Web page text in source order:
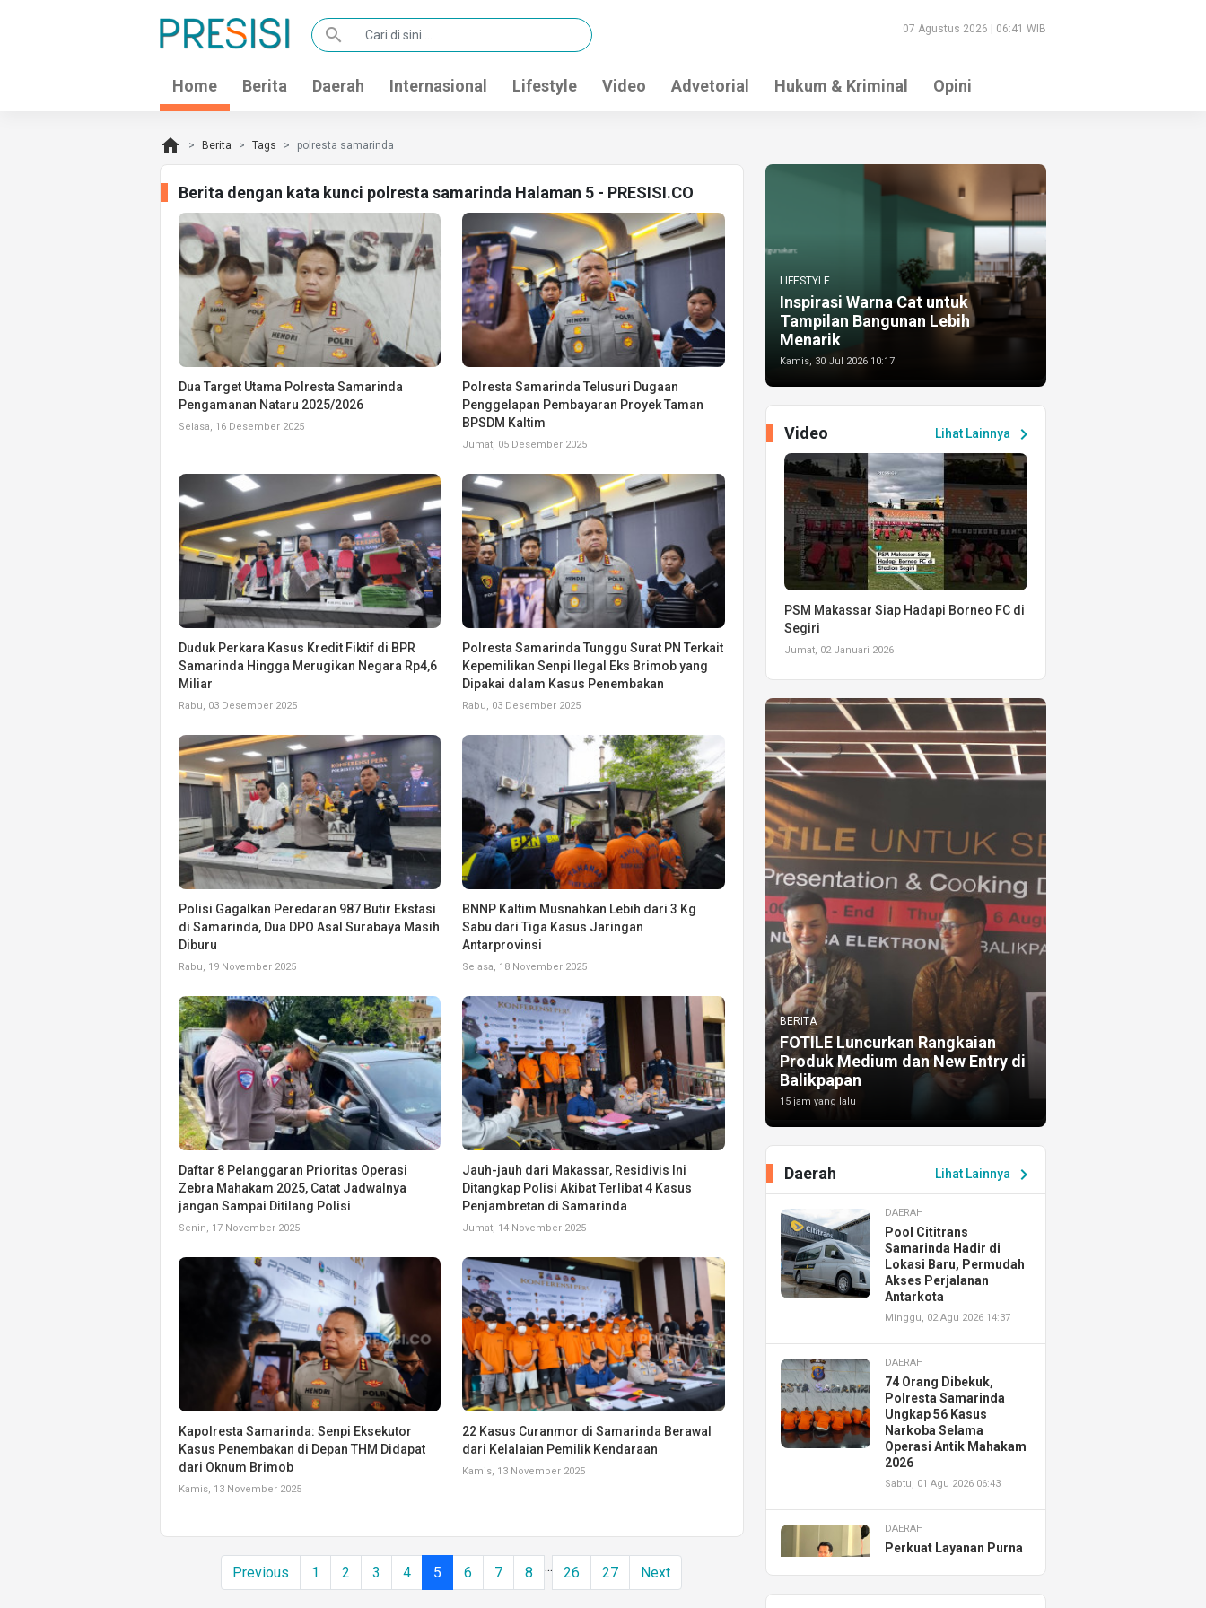
search 07 Agustus 2026 | 06:41 WIB
Home Berita Daerah Internasional Lifestyle Video Advetorial Hukum & Kriminal Opini
home Berita Tags polresta samarinda
Berita dengan kata kunci polresta samarinda Halaman 5 - PRESISI.CO
Dua Target Utama Polresta Samarinda
Pengamanan Nataru 2025/2026
Selasa, 16 Desember 2025
Polresta Samarinda Telusuri Dugaan
Penggelapan Pembayaran Proyek Taman
BPSDM Kaltim
Jumat, 05 Desember 2025
Duduk Perkara Kasus Kredit Fiktif di BPR
Samarinda Hingga Merugikan Negara Rp4,6
Miliar
Rabu, 03 Desember 2025
Polresta Samarinda Tunggu Surat PN Terkait
Kepemilikan Senpi Ilegal Eks Brimob yang
Dipakai dalam Kasus Penembakan
Rabu, 03 Desember 2025
Polisi Gagalkan Peredaran 987 Butir Ekstasi
di Samarinda, Dua DPO Asal Surabaya Masih
Diburu
Rabu, 19 November 2025
BNNP Kaltim Musnahkan Lebih dari 3 Kg
Sabu dari Tiga Kasus Jaringan
Antarprovinsi
Selasa, 18 November 2025
Daftar 8 Pelanggaran Prioritas Operasi
Zebra Mahakam 2025, Catat Jadwalnya
jangan Sampai Ditilang Polisi
Senin, 17 November 2025
Jauh-jauh dari Makassar, Residivis Ini
Ditangkap Polisi Akibat Terlibat 4 Kasus
Penjambretan di Samarinda
Jumat, 14 November 2025
Kapolresta Samarinda: Senpi Eksekutor
Kasus Penembakan di Depan THM Didapat
dari Oknum Brimob
Kamis, 13 November 2025
22 Kasus Curanmor di Samarinda Berawal
dari Kelalaian Pemilik Kendaraan
Kamis, 13 November 2025
Previous 1 2 3 4 5 6 7 8 ... 26 27 Next
LIFESTYLE
Inspirasi Warna Cat untuk
Tampilan Bangunan Lebih
Menarik
Kamis, 30 Jul 2026 10:17
Lihat Lainnya chevron_right
Video
PSM Makassar Siap Hadapi Borneo FC di
Segiri
Jumat, 02 Januari 2026
BERITA
FOTILE Luncurkan Rangkaian
Produk Medium dan New Entry di
Balikpapan
15 jam yang lalu
Lihat Lainnya chevron_right
Daerah
DAERAH
Pool Cititrans
Samarinda Hadir di
Lokasi Baru, Permudah
Akses Perjalanan
Antarkota
Minggu, 02 Agu 2026 14:37
DAERAH
74 Orang Dibekuk,
Polresta Samarinda
Ungkap 56 Kasus
Narkoba Selama
Operasi Antik Mahakam
2026
Sabtu, 01 Agu 2026 06:43
DAERAH
Perkuat Layanan Purna
Resmikan AHASS